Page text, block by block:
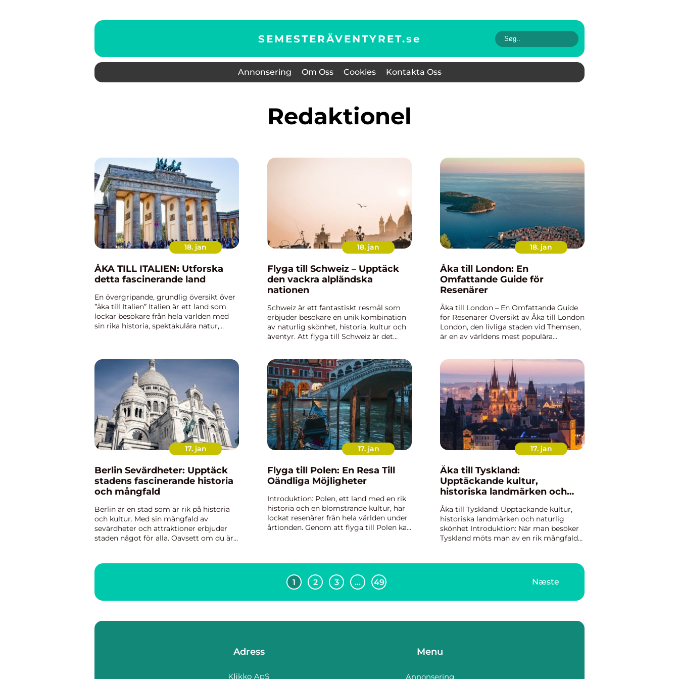
SEMESTERÄVENTYRET.se
Annonsering Om Oss Cookies Kontakta Oss
redaktionel
18. jan
ÅKA TILL ITALIEN: Utforska
detta fascinerande land
En övergripande, grundlig översikt över
”åka till Italien” Italien är ett land som
lockar besökare från hela världen med
sin rika historia, spektakulära natur,
18. jan
Flyga till Schweiz – Upptäck
den vackra alpländska
nationen
Schweiz är ett fantastiskt resmål som
erbjuder besökare en unik kombination
av naturlig skönhet, historia, kultur och
äventyr. Att flyga till Schweiz är det
artikel kommer vi ...
18. jan
Åka till London: En
Omfattande Guide för
Resenärer
Åka till London – En Omfattande Guide
för Resenärer Översikt av Åka till London
London, den livliga staden vid Themsen,
är en av världens mest populära
kultur, lo...
17. jan
Berlin Sevärdheter: Upptäck
stadens fascinerande historia
och mångfald
Berlin är en stad som är rik på historia
och kultur. Med sin mångfald av
sevärdheter och attraktioner erbjuder
staden något för alla. Oavsett om du är
det otaliga ...
17. jan
Flyga till Polen: En Resa Till
Oändliga Möjligheter
Introduktion: Polen, ett land med en rik
historia och en blomstrande kultur, har
lockat resenärer från hela världen under
årtionden. Genom att flyga till Polen kan
17. jan
Åka till Tyskland:
Upptäckande kultur,
historiska landmärken och
Åka till Tyskland: Upptäckande kultur,
historiska landmärken och naturlig
skönhet Introduktion: När man besöker
Tyskland möts man av en rik mångfald
1 2 3 … 49 Næste
Adress Menu
Annonsering